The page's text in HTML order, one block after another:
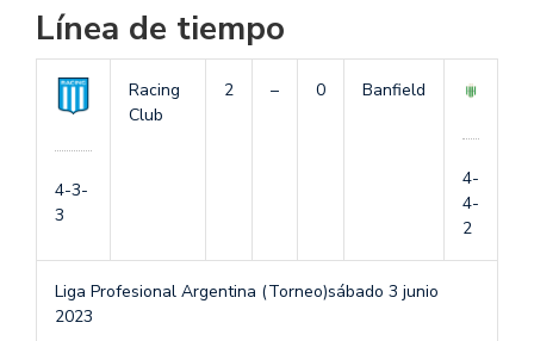
Línea de tiempo
4-3-
3
Racing
Club
2 – 0 Banfield
4-
4-
2
Liga Profesional Argentina (Torneo)sábado 3 junio
2023